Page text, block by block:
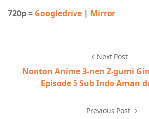
720p = Googledrive | Mirror
Next Post
Nonton Anime 3-nen Z-gumi
Episode 5 Sub Indo Aman
Previous Post